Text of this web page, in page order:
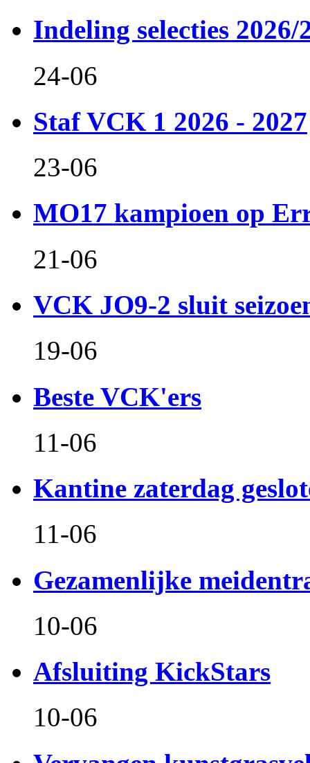
Indeling selecties 2026/
24-06
Staf VCK 1 2026 - 2027
23-06
MO17 kampioen op
21-06
VCK JO9-2 sluit
19-06
Beste VCK'ers
11-06
Kantine zaterdag
11-06
Gezamenlijke
10-06
Afsluiting KickStars
10-06